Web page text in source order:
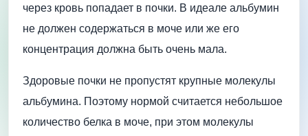
через кровь попадает в почки. В идеале альбумин
не должен содержаться в моче или же его
концентрация должна быть очень мала.
Здоровые почки не пропустят крупные молекулы
альбумина. Поэтому нормой считается небольшое
количество белка в моче, при этом молекулы